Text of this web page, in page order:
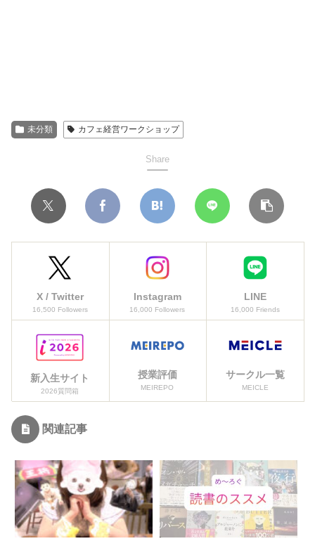
未分類 カフェ経営ワークショップ
Share
X / Twitter
16,500 Followers
Instagram
16,000 Followers
LINE
16,000 Friends
新入生サイト
2026質問箱
授業評価
MEIREPO
サークル一覧
MEICLE
関連記事